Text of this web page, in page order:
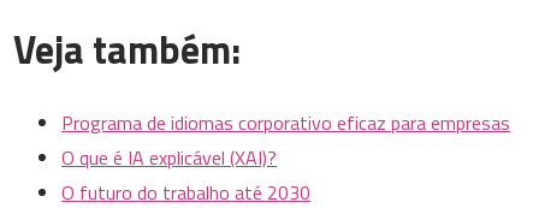
Veja também:
Programa de idiomas corporativo eficaz para empresas
O que é IA explicável (XAI)?
O futuro do trabalho até 2030